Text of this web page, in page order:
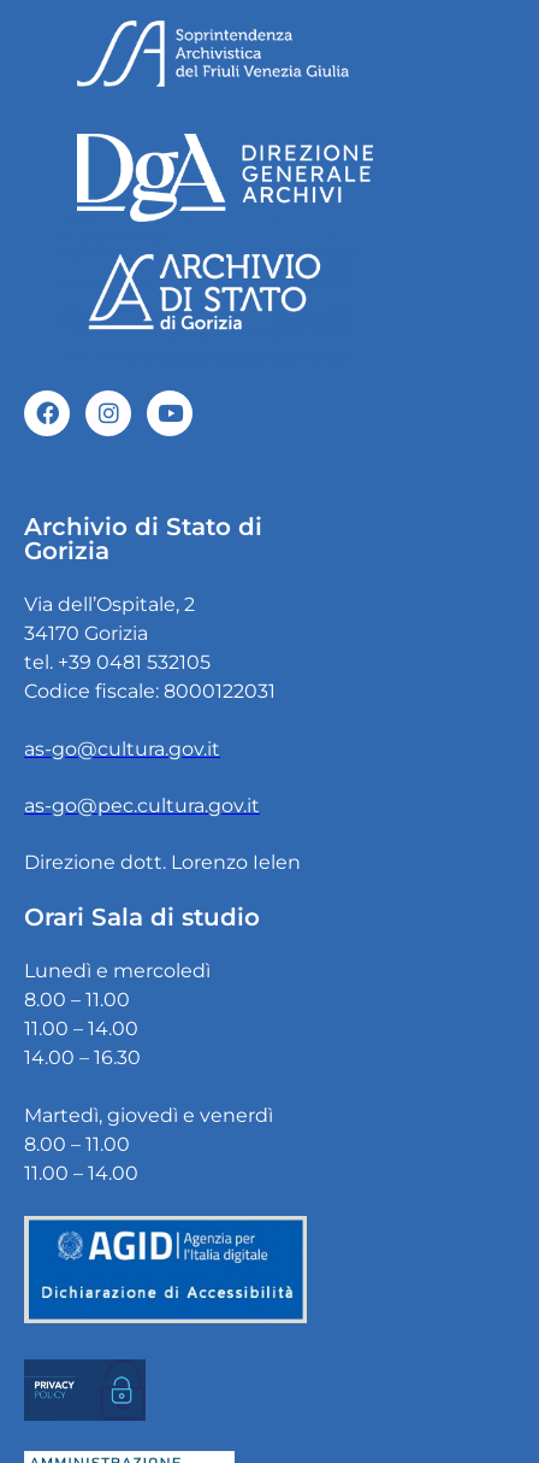
Archivio di Stato di
Gorizia
Via dell’Ospitale, 2
34170 Gorizia
tel. +39 0481 532105
Codice fiscale: 8000122031
as-go@cultura.gov.it
as-go@pec.cultura.gov.it
Direzione dott. Lorenzo Ielen
Orari Sala di studio
Lunedì e mercoledì
8.00 – 11.00
11.00 – 14.00
14.00 – 16.30
Martedì, giovedì e venerdì
8.00 – 11.00
11.00 – 14.00